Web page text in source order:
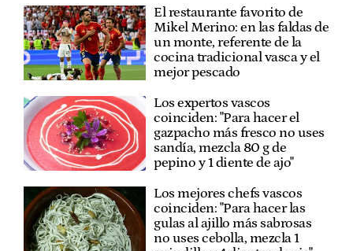
El restaurante favorito de
Mikel Merino: en las faldas de
un monte, referente de la
cocina tradicional vasca y el
mejor pescado
Los expertos vascos
coinciden: "Para hacer el
gazpacho más fresco no uses
sandía, mezcla 80 g de
pepino y 1 diente de ajo"
Los mejores chefs vascos
coinciden: "Para hacer las
gulas al ajillo más sabrosas
no uses cebolla, mezcla 1